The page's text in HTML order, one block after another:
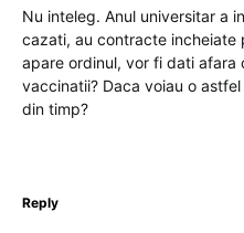
Nu inteleg. Anul universitar a
cazati, au contracte incheiate
apare ordinul, vor fi dati afara
vaccinatii? Daca voiau o
din timp?
Reply